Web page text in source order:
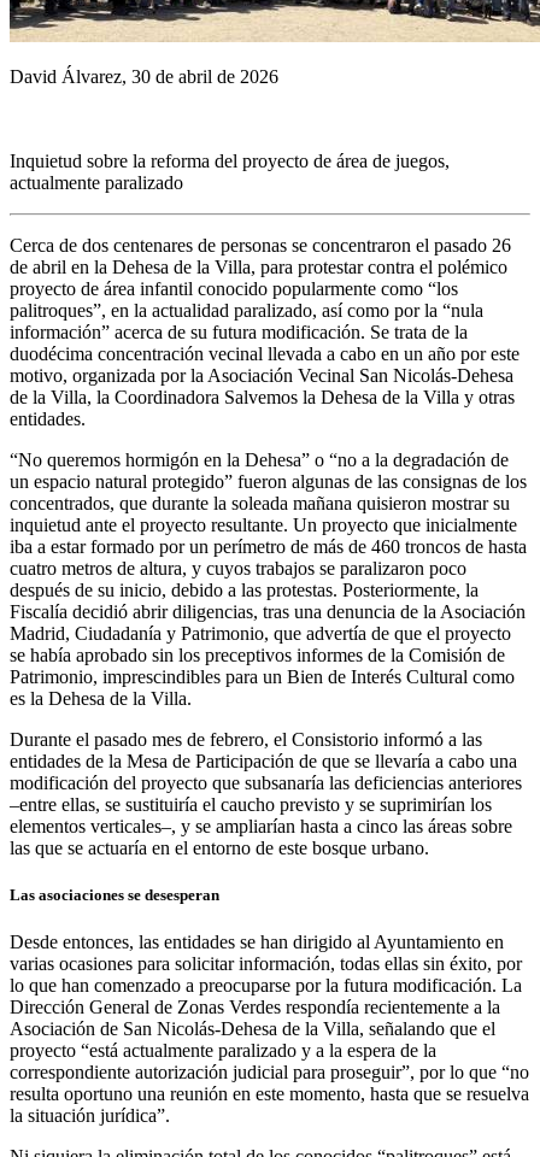
David Álvarez, 30 de abril de 2026
Inquietud sobre la reforma del proyecto de área de juegos,
actualmente paralizado
Cerca de dos centenares de personas se concentraron el pasado 26
de abril en la Dehesa de la Villa, para protestar contra el polémico
proyecto de área infantil conocido popularmente como “los
palitroques”, en la actualidad paralizado, así como por la “nula
información” acerca de su futura modificación. Se trata de la
duodécima concentración vecinal llevada a cabo en un año por este
motivo, organizada por la Asociación Vecinal San Nicolás-Dehesa
de la Villa, la Coordinadora Salvemos la Dehesa de la Villa y otras
entidades.
“No queremos hormigón en la Dehesa” o “no a la degradación de
un espacio natural protegido” fueron algunas de las consignas de los
concentrados, que durante la soleada mañana quisieron mostrar su
inquietud ante el proyecto resultante. Un proyecto que inicialmente
iba a estar formado por un perímetro de más de 460 troncos de hasta
cuatro metros de altura, y cuyos trabajos se paralizaron poco
después de su inicio, debido a las protestas. Posteriormente, la
Fiscalía decidió abrir diligencias, tras una denuncia de la Asociación
Madrid, Ciudadanía y Patrimonio, que advertía de que el proyecto
se había aprobado sin los preceptivos informes de la Comisión de
Patrimonio, imprescindibles para un Bien de Interés Cultural como
es la Dehesa de la Villa.
Durante el pasado mes de febrero, el Consistorio informó a las
entidades de la Mesa de Participación de que se llevaría a cabo una
modificación del proyecto que subsanaría las deficiencias anteriores
–entre ellas, se sustituiría el caucho previsto y se suprimirían los
elementos verticales–, y se ampliarían hasta a cinco las áreas sobre
las que se actuaría en el entorno de este bosque urbano.
Las asociaciones se desesperan
Desde entonces, las entidades se han dirigido al Ayuntamiento en
varias ocasiones para solicitar información, todas ellas sin éxito, por
lo que han comenzado a preocuparse por la futura modificación. La
Dirección General de Zonas Verdes respondía recientemente a la
Asociación de San Nicolás-Dehesa de la Villa, señalando que el
proyecto “está actualmente paralizado y a la espera de la
correspondiente autorización judicial para proseguir”, por lo que “no
resulta oportuno una reunión en este momento, hasta que se resuelva
la situación jurídica”.